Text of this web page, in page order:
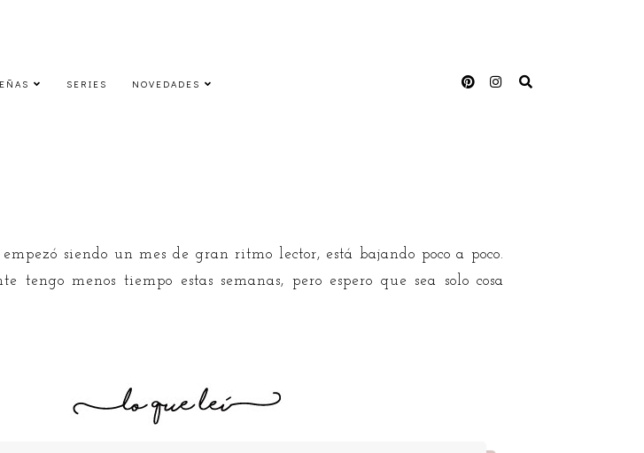
SERIES NOVEDADES
siendo un mes de gran ritmo lector, está bajando poco a poco.
menos tiempo estas semanas, pero espero que sea solo cosa